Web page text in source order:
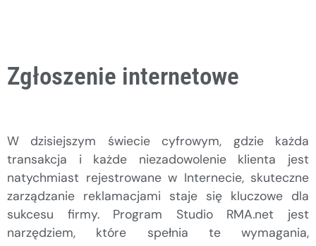
Zgłoszenie internetowe
W dzisiejszym świecie cyfrowym, gdzie każda
transakcja i każde niezadowolenie klienta jest
natychmiast rejestrowane w Internecie, skuteczne
zarządzanie reklamacjami staje się kluczowe dla
sukcesu firmy. Program Studio RMA.net jest
narzędziem, które spełnia te wymagania,